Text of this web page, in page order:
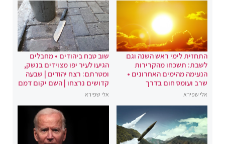
התחזית לימי ראש השנה וגם
לשבת: תשכחו מהקרירות
הנעימה מהימים האחרונים •
שרב ועומס חום בדרך
אלי שפירא
שוב טבח ביהודים • מחבלים
הגיעו לעיר יפו מצוידים בנשק,
ומטרתם: רצח יהודים | שבעה
קדושים נרצחו | השם יקום דמם
אלי שפירא